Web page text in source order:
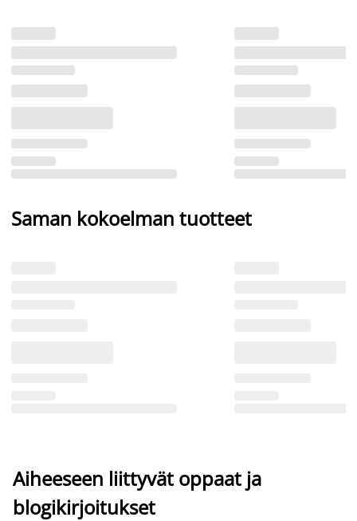
Saman kokoelman tuotteet
Aiheeseen liittyvät oppaat ja
blogikirjoitukset